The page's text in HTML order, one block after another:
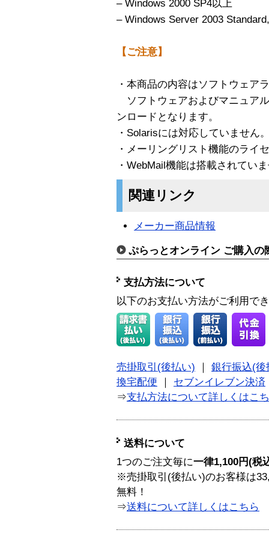
– Windows 2000 SP4以上
– Windows Server 2003
【ご注意】
・本商品の内容はソフトウェア
ソフトウェアおよびマニュア
ンロードとなります。
・Solarisには対応していません
・メーリングリスト機能のライ
・WebMail機能は搭載されてい
関連リンク
メーカー商品情報
ぷらっとオンライン ご購入の
支払方法について
以下のお支払い方法がご利用で
売掛取引(後払い)
銀行振込(後
換宅配便
セブンイレブン決済
⇒支払方法について詳しくはこ
送料について
1つのご注文毎に一律1,100円(税
※売掛取引(後払い)のお客様は
無料！
⇒送料について詳しくはこちら